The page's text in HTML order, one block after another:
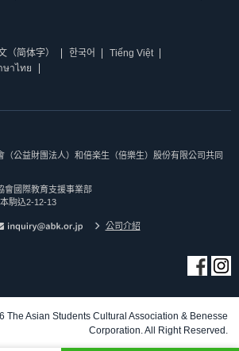
（简体字） 한국어
Tiếng Việt
ษาไทย
（公益財團法人）和倍楽生（倍樂生）股份有限公司共同
會國際教育支援事業部
駒込2-12-13
公司介紹
The Asian Students Cultural Association & Benesse
Corporation. All Right Reserved.